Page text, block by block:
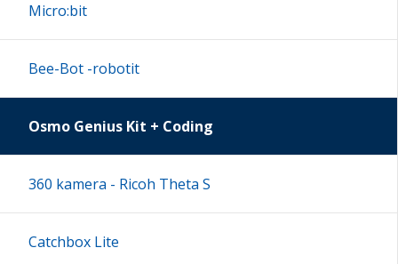
16:00
17:00
18:00
Micro:bit
Bee-Bot -robotit
Osmo Genius Kit + Coding
360 kamera - Ricoh Theta S
Catchbox Lite